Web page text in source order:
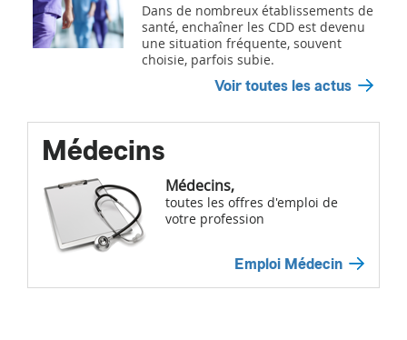
Dans de nombreux établissements de
santé, enchaîner les CDD est devenu
une situation fréquente, souvent
choisie, parfois subie.
Voir toutes les actus
Médecins
Médecins,
toutes les offres d'emploi de
votre profession
Emploi Médecin